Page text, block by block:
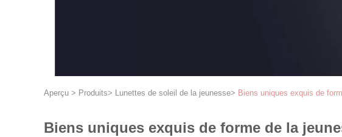
Aperçu > Produits> Lunettes de soleil de la jeunesse> Biens uniques exquis de
Biens uniques exquis de forme de la